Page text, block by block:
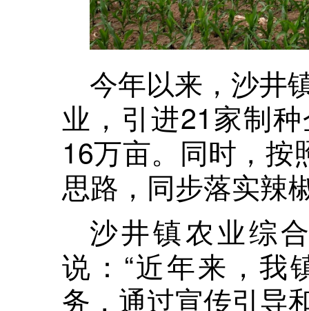
今年以来，沙井
业，引进21家制
16万亩。同时，按
思路，同步落实辣
沙井镇农业综
说：“近年来，我
务，通过宣传引导